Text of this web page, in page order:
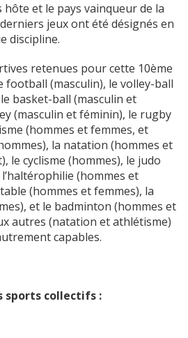
et le pays vainqueur de la
jeux ont été désignés en
discipline.
retenues pour cette 10ème
football (masculin), le volley-ball
basket-ball (masculin et
(masculin et féminin), le rugby
(hommes et femmes, et
la natation (hommes et
le cyclisme (hommes), le judo
(hommes et
(hommes et femmes), la
et le badminton (hommes et
autres (natation et athlétisme)
capables.
sports collectifs :